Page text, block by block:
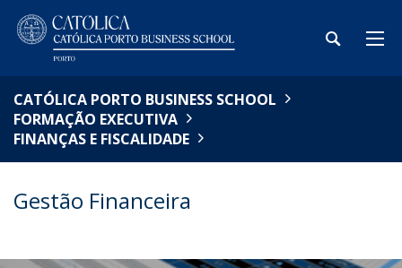
CATÓLICA PORTO BUSINESS SCHOOL
FORMAÇÃO EXECUTIVA
FINANÇAS E FISCALIDADE
Gestão Financeira